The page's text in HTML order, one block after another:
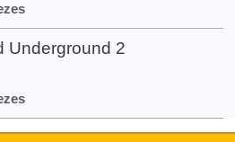
Underground 2